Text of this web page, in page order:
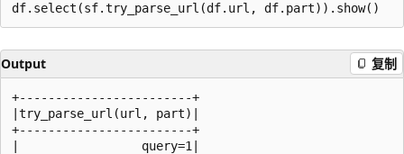
Output 复制
+------------------------+
|try_parse_url(url, part)|
+------------------------+
|                 query=1|